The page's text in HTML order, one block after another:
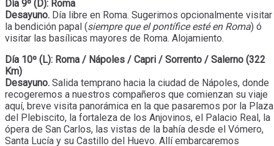
Día 9º (D): Roma
Desayuno. Día libre en Roma. Sugerimos opcionalmente visitar
la bendición papal (siempre que el pontífice esté en Roma) ó
visitar las basílicas mayores de Roma. Alojamiento.
Día 10º (L): Roma / Nápoles / Capri / Sorrento / Salerno (322
Km)
Desayuno. Salida temprano hacia la ciudad de Nápoles, donde
recogeremos a nuestros compañeros que comienzan su viaje
aquí, breve visita panorámica en la que pasaremos por la Plaza
del Plebiscito, la fortaleza de los Anjovinos, el Palacio Real, la
ópera de San Carlos, las vistas de la bahía desde el Vómero,
Santa Lucía y su Castillo del Huevo. Allí embarcaremos